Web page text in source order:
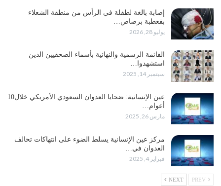
إصابة بالغة لطفلة في الرأس من منطقة الشعلاء
بقعطبة برصاص…
يوليو 28, 2026
القائمة الرسمية والنهائية بأسماء الصحفيين الذين
استشهدوا…
سبتمبر 14, 2025
عين الإنسانية: ضحايا العدوان السعودي الأمريكي خلال10
أعوام…
مارس 26, 2025
مركز عين الإنسانية يسلط الضوء على انتهاكات تحالف
العدوان في…
فبراير 4, 2025
NEXT